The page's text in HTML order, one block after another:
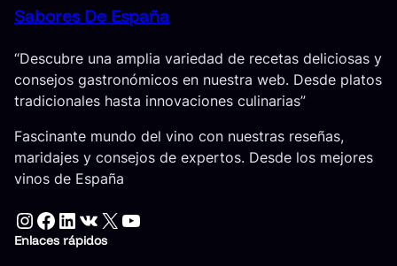
Sabores De España
“Descubre una amplia variedad de recetas deliciosas y
consejos gastronómicos en nuestra web. Desde platos
tradicionales hasta innovaciones culinarias”
Fascinante mundo del vino con nuestras reseñas,
maridajes y consejos de expertos. Desde los mejores
vinos de España
Instagram Facebook LinkedIn VK X YouTube
Enlaces rápidos